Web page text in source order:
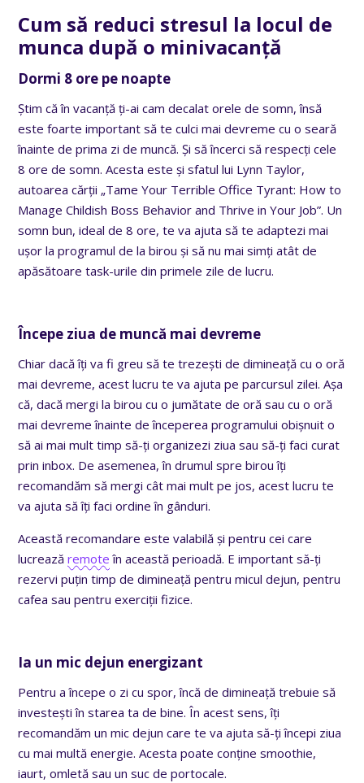
Cum să reduci stresul la locul de
munca după o minivacanță
Dormi 8 ore pe noapte
Știm că în vacanță ți-ai cam decalat orele de somn, însă
este foarte important să te culci mai devreme cu o seară
înainte de prima zi de muncă. Și să încerci să respecți cele
8 ore de somn. Acesta este și sfatul lui Lynn Taylor,
autoarea cărții „Tame Your Terrible Office Tyrant: How to
Manage Childish Boss Behavior and Thrive in Your Job”. Un
somn bun, ideal de 8 ore, te va ajuta să te adaptezi mai
ușor la programul de la birou și să nu mai simți atât de
apăsătoare task-urile din primele zile de lucru.
Începe ziua de muncă mai devreme
Chiar dacă îți va fi greu să te trezești de dimineață cu o oră
mai devreme, acest lucru te va ajuta pe parcursul zilei. Așa
că, dacă mergi la birou cu o jumătate de oră sau cu o oră
mai devreme înainte de începerea programului obișnuit o
să ai mai mult timp să-ți organizezi ziua sau să-ți faci curat
prin inbox. De asemenea, în drumul spre birou îți
recomandăm să mergi cât mai mult pe jos, acest lucru te
va ajuta să îți faci ordine în gânduri.
Această recomandare este valabilă și pentru cei care
lucreazăremote în această perioadă. E important să-ți
rezervi puțin timp de dimineață pentru micul dejun, pentru
cafea sau pentru exerciții fizice.
Ia un mic dejun energizant
Pentru a începe o zi cu spor, încă de dimineață trebuie să
investești în starea ta de bine. În acest sens, îți
recomandăm un mic dejun care te va ajuta să-ți începi ziua
cu mai multă energie. Acesta poate conține smoothie,
iaurt, omletă sau un suc de portocale.